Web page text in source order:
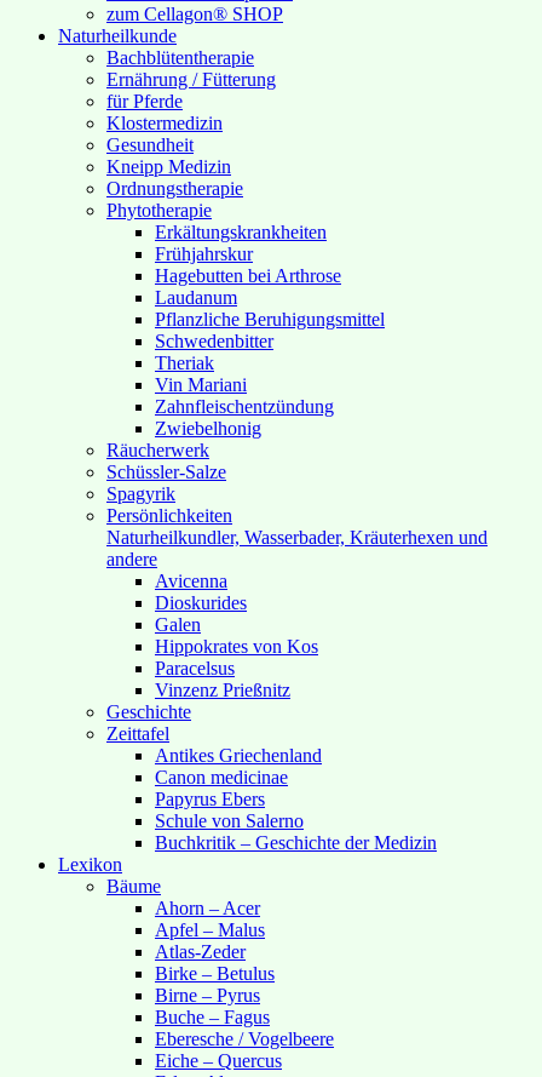
zum Cellagon® SHOP
Naturheilkunde
Bachblütentherapie
Ernährung / Fütterung
für Pferde
Klostermedizin
Gesundheit
Kneipp Medizin
Ordnungstherapie
Phytotherapie
Erkältungskrankheiten
Frühjahrskur
Hagebutten bei Arthrose
Laudanum
Pflanzliche Beruhigungsmittel
Schwedenbitter
Theriak
Vin Mariani
Zahnfleischentzündung
Zwiebelhonig
Räucherwerk
Schüssler-Salze
Spagyrik
Persönlichkeiten
Naturheilkundler, Wasserbader, Kräuterhexen und
andere
Avicenna
Dioskurides
Galen
Hippokrates von Kos
Paracelsus
Vinzenz Prießnitz
Geschichte
Zeittafel
Antikes Griechenland
Canon medicinae
Papyrus Ebers
Schule von Salerno
Buchkritik – Geschichte der Medizin
Lexikon
Bäume
Ahorn – Acer
Apfel – Malus
Atlas-Zeder
Birke – Betulus
Birne – Pyrus
Buche – Fagus
Eberesche / Vogelbeere
Eiche – Quercus